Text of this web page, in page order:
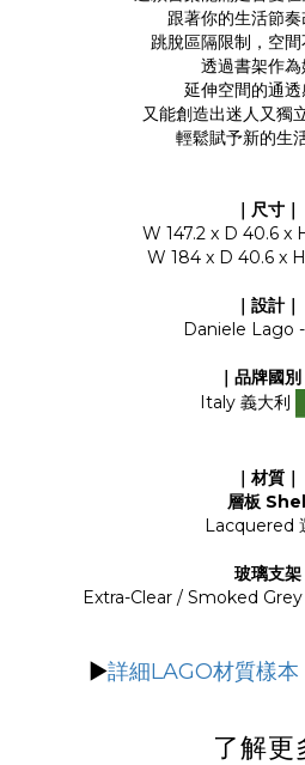
跟著你的生活節
跳脫區隔限制，空
透過書架作
延伸空間的通
又能創造出迷人又獨
輕鬆賦予新的生
｜尺寸｜
W 147.2 x D 40.6 x
W 184 x D 40.6 x
｜設計｜
Daniele Lago
｜品牌國別
Italy 義大利
｜材質｜
層板
Lacquered
玻璃支架
Extra-Clear / Smoked
▶詳細LAGO材質樣
了解更